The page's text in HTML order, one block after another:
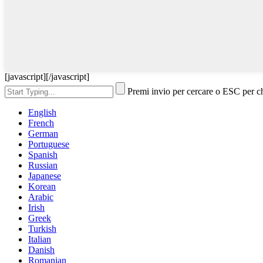
[javascript][/javascript]
Premi invio per cercare o ESC per
English
French
German
Portuguese
Spanish
Russian
Japanese
Korean
Arabic
Irish
Greek
Turkish
Italian
Danish
Romanian